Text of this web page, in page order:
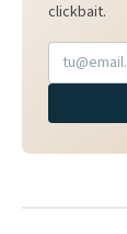
clickbait.